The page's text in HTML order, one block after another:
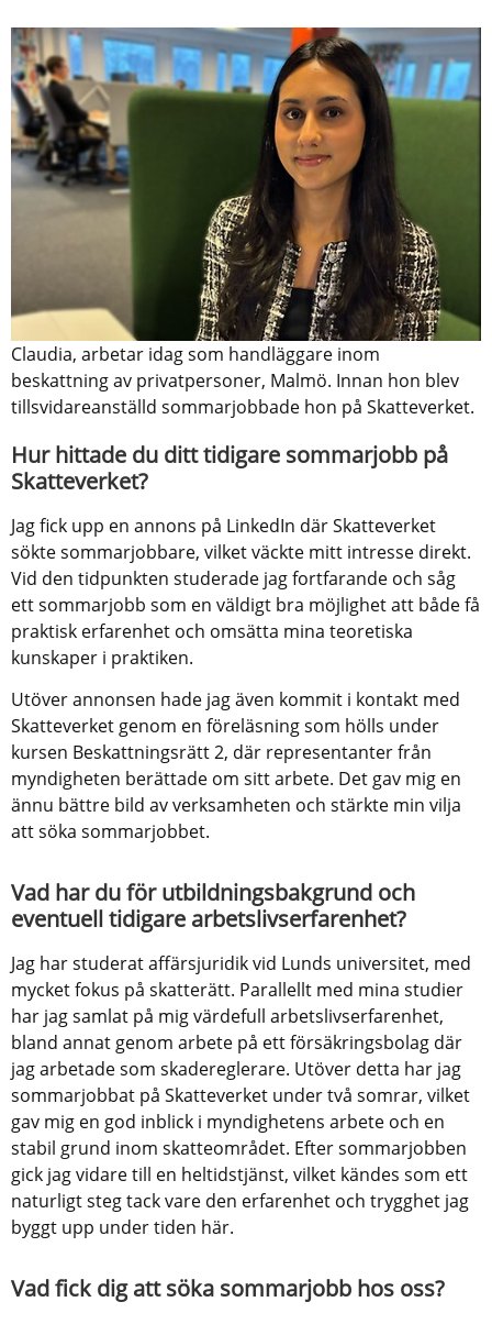
Claudia, arbetar idag som handläggare inom
beskattning av privatpersoner, Malmö. Innan hon blev
tillsvidareanställd sommarjobbade hon på Skatteverket.
Hur hittade du ditt tidigare sommarjobb på
Skatteverket?
Jag fick upp en annons på LinkedIn där Skatteverket
sökte sommarjobbare, vilket väckte mitt intresse direkt.
Vid den tidpunkten studerade jag fortfarande och såg
ett sommarjobb som en väldigt bra möjlighet att både få
praktisk erfarenhet och omsätta mina teoretiska
kunskaper i praktiken.
Utöver annonsen hade jag även kommit i kontakt med
Skatteverket genom en föreläsning som hölls under
kursen Beskattningsrätt 2, där representanter från
myndigheten berättade om sitt arbete. Det gav mig en
ännu bättre bild av verksamheten och stärkte min vilja
att söka sommarjobbet.
Vad har du för utbildningsbakgrund och
eventuell tidigare arbetslivserfarenhet?
Jag har studerat affärsjuridik vid Lunds universitet, med
mycket fokus på skatterätt. Parallellt med mina studier
har jag samlat på mig värdefull arbetslivserfarenhet,
bland annat genom arbete på ett försäkringsbolag där
jag arbetade som skadereglerare. Utöver detta har jag
sommarjobbat på Skatteverket under två somrar, vilket
gav mig en god inblick i myndighetens arbete och en
stabil grund inom skatteområdet. Efter sommarjobben
gick jag vidare till en heltidstjänst, vilket kändes som ett
naturligt steg tack vare den erfarenhet och trygghet jag
byggt upp under tiden här.
Vad fick dig att söka sommarjobb hos oss?